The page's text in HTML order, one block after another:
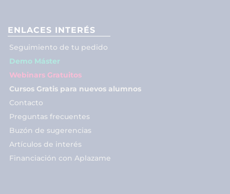
ENLACES INTERÉS
Seguimiento de tu pedido
Demo Máster
Webinars Gratuitos
Cursos Gratis para nuevos alumnos
Contacto
Preguntas frecuentes
Buzón de sugerencias
Artículos de interés
Financiación con Aplazame